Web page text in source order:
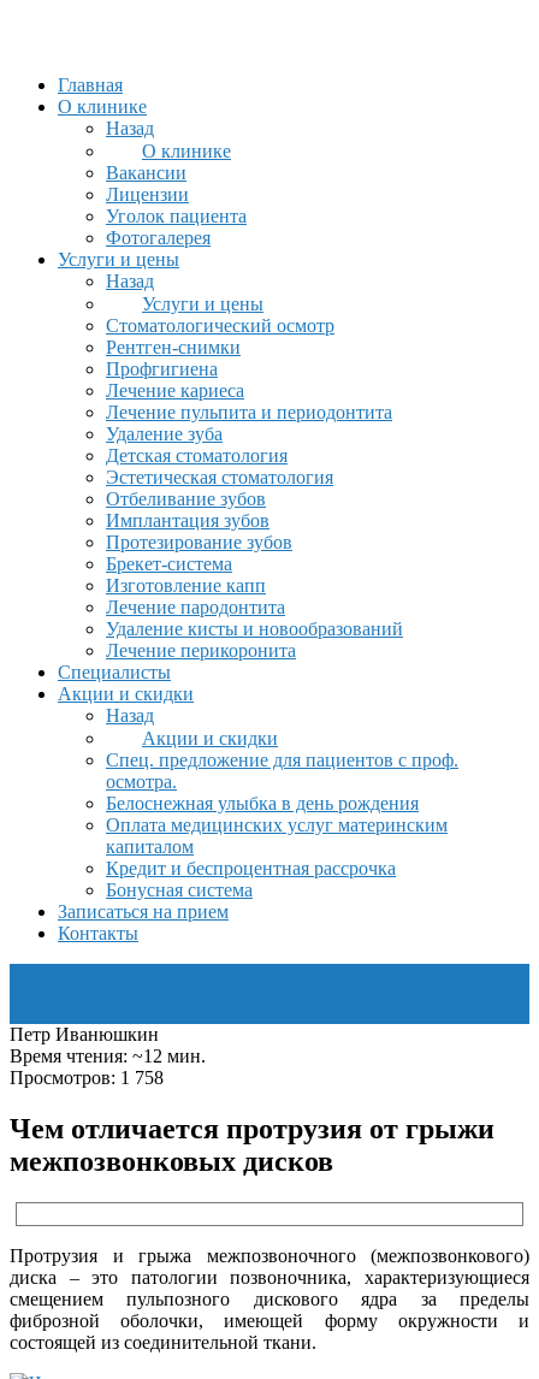
Главная
О клинике
Назад
О клинике
Вакансии
Лицензии
Уголок пациента
Фотогалерея
Услуги и цены
Назад
Услуги и цены
Стоматологический осмотр
Рентген-снимки
Профгигиена
Лечение кариеса
Лечение пульпита и периодонтита
Удаление зуба
Детская стоматология
Эстетическая стоматология
Отбеливание зубов
Имплантация зубов
Протезирование зубов
Брекет-система
Изготовление капп
Лечение пародонтита
Удаление кисты и новообразований
Лечение перикоронита
Специалисты
Акции и скидки
Назад
Акции и скидки
Спец. предложение для пациентов с проф.
осмотра.
Белоснежная улыбка в день рождения
Оплата медицинских услуг материнским
капиталом
Кредит и беспроцентная рассрочка
Бонусная система
Записаться на прием
Контакты
Петр Иванюшкин
Время чтения: ~12 мин.
Просмотров: 1 758
Чем отличается протрузия от грыжи
межпозвонковых дисков
Протрузия и грыжа межпозвоночного (межпозвонкового)
диска – это патологии позвоночника, характеризующиеся
смещением пульпозного дискового ядра за пределы
фиброзной оболочки, имеющей форму окружности и
состоящей из соединительной ткани.